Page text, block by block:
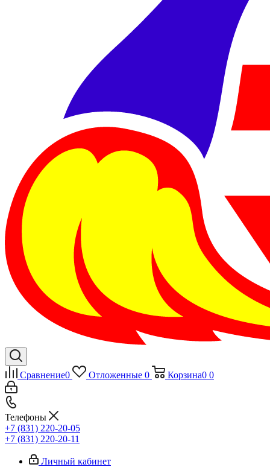
Сравнение0 Отложенные 0 Корзина0 0
Телефоны
+7 (831) 220-20-05
+7 (831) 220-20-11
Личный кабинет